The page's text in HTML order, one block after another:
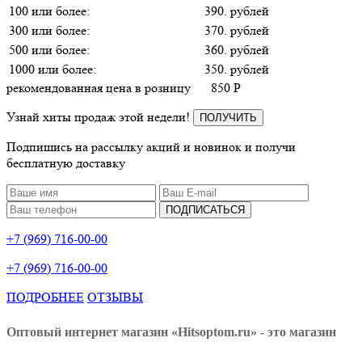
100 или более:
390. рублей
300 или более:
370. рублей
500 или более:
360. рублей
1000 или более:
350. рублей
рекомендованная цена в розницу
850 P
Узнай хиты продаж этой недели!
ПОЛУЧИТЬ
Подпишись на рассылку акций и новинок и получи
бесплатную доставку
ПОДПИСАТЬСЯ
+7 (969) 716-00-00
+7 (969) 716-00-00
ПОДРОБНЕЕ ОТЗЫВЫ
Оптовый интернет магазин «Hitsoptom.ru» - это магазин